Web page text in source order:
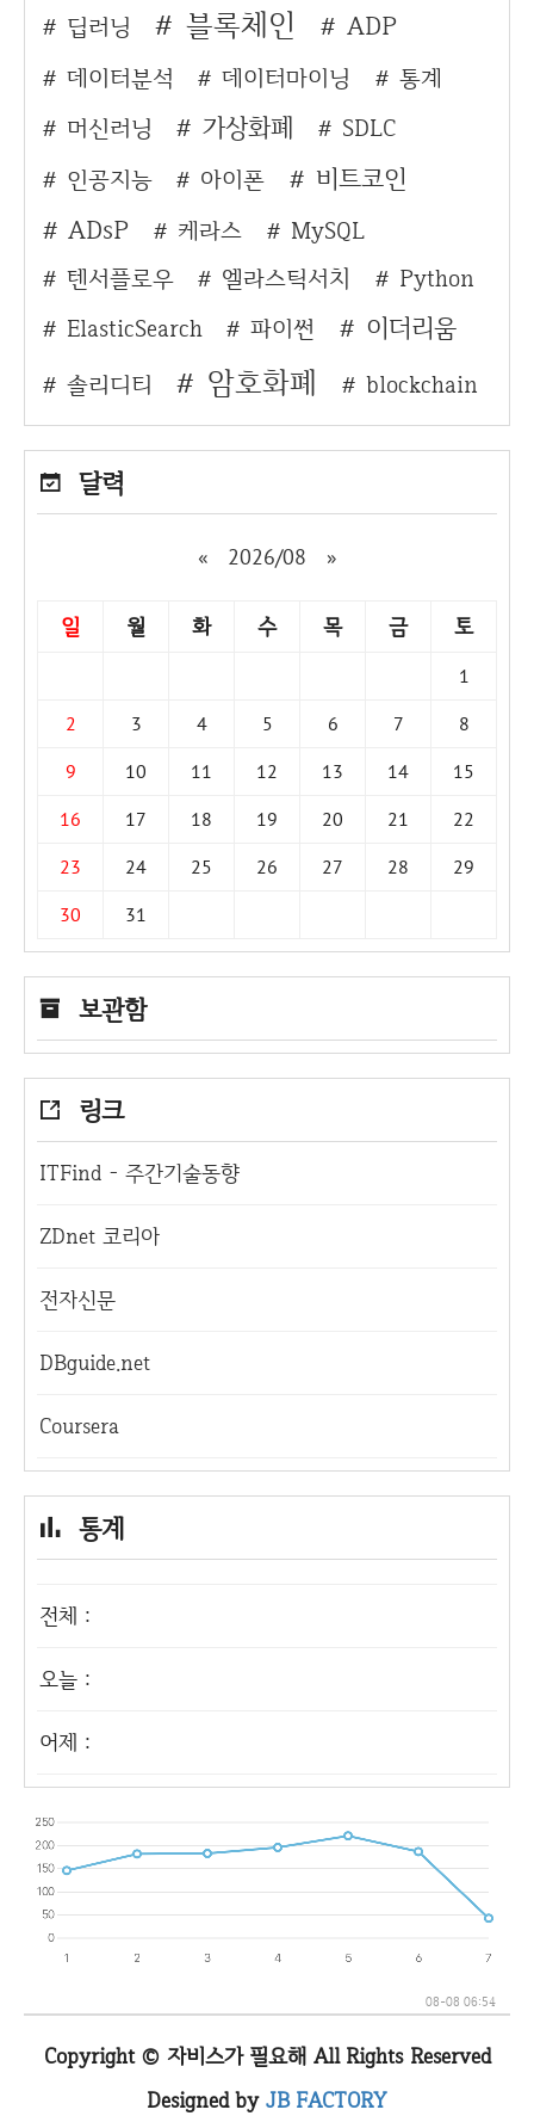
딥러닝
블록체인 ADP
데이터분석 데이터마이닝
통계
머신러닝
가상화폐
SDLC
인공지능
아이폰
비트코인
ADsP
케라스
MySQL
텐서플로우
엘라스틱서치
Python
ElasticSearch
파이썬 이더리움
솔리디티 암호화폐 blockchain
달력
« 2026/08 »
일 월 화 수 목 금 토
1
2
3 4 5 6 7
8
9
10 11 12 13 14
15
16
17 18 19 20 21
22
23
24 25 26 27 28
29
30
31
보관함
링크
ITFind - 주간기술동향
ZDnet 코리아
전자신문
DBguide.net
Coursera
통계
전체 :
오늘 :
어제 :
08-08 06:54
Copyright © 자비스가 필요해 All Rights Reserved
Designed by JB FACTORY